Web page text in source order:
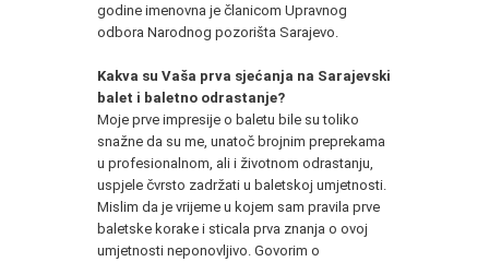
godine imenovna je članicom Upravnog
odbora Narodnog pozorišta Sarajevo.
Kakva su Vaša prva sjećanja na Sarajevski
balet i baletno odrastanje?
Moje prve impresije o baletu bile su toliko
snažne da su me, unatoč brojnim preprekama
u profesionalnom, ali i životnom odrastanju,
uspjele čvrsto zadržati u baletskoj umjetnosti.
Mislim da je vrijeme u kojem sam pravila prve
baletske korake i sticala prva znanja o ovoj
umjetnosti neponovljivo. Govorim o